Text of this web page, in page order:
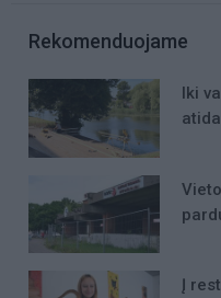
Rekomenduojame
Iki
Į